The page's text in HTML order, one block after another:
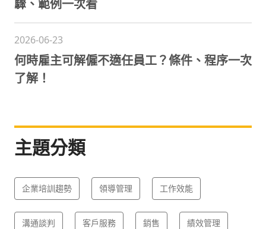
驟、範例一次看
2026-06-23
何時雇主可解僱不適任員工？條件、程序一次
了解！
主題分類
企業培訓趨勢 領導管理 工作效能
溝通談判 客戶服務 銷售 績效管理